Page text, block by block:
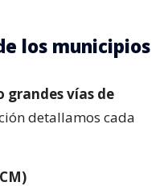
los municipios
grandes vías de
detallamos cada